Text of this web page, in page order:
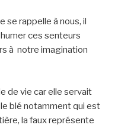
se rappelle à nous, il
ces senteurs
à notre imagination
de vie car elle servait
blé notamment qui est
la faux représente